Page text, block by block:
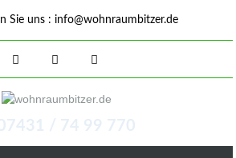
Sie uns : info@wohnraumbitzer.de
/ 74 99 770